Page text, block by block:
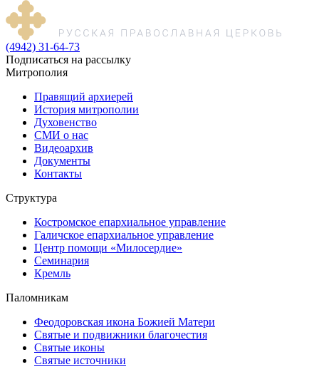
(4942) 31-64-73
Подписаться на рассылку
Митрополия
Правящий архиерей
История митрополии
Духовенство
СМИ о нас
Видеоархив
Документы
Контакты
Структура
Костромское епархиальное управление
Галичское епархиальное управление
Центр помощи «Милосердие»
Семинария
Кремль
Паломникам
Феодоровская икона Божией Матери
Святые и подвижники благочестия
Святые иконы
Святые источники